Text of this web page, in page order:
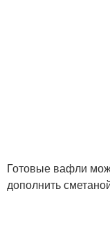
Готовые вафли
дополнить